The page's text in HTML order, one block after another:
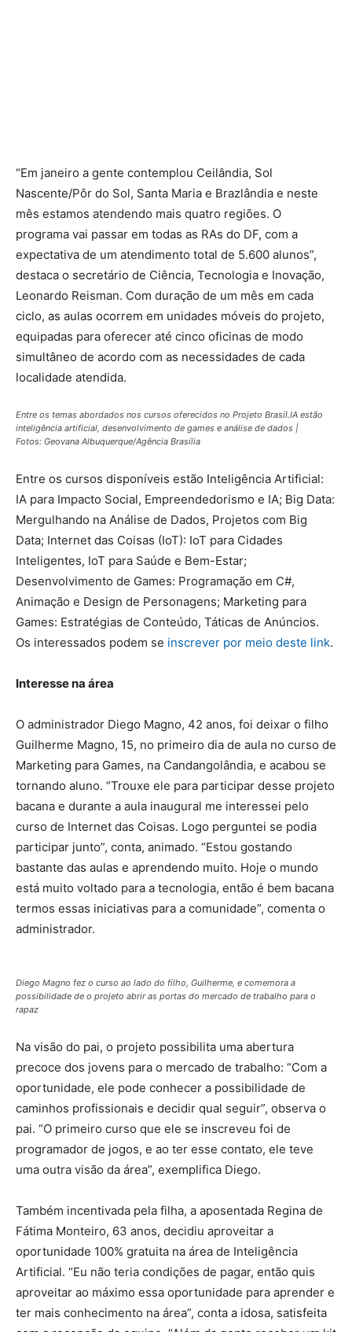
“Em janeiro a gente contemplou Ceilândia, Sol
Nascente/Pôr do Sol, Santa Maria e Brazlândia e neste
mês estamos atendendo mais quatro regiões. O
programa vai passar em todas as RAs do DF, com a
expectativa de um atendimento total de 5.600 alunos”,
destaca o secretário de Ciência, Tecnologia e Inovação,
Leonardo Reisman. Com duração de um mês em cada
ciclo, as aulas ocorrem em unidades móveis do projeto,
equipadas para oferecer até cinco oficinas de modo
simultâneo de acordo com as necessidades de cada
localidade atendida.
Entre os temas abordados nos cursos oferecidos no Projeto Brasíl.IA estão
inteligência artificial, desenvolvimento de games e análise de dados |
Fotos: Geovana Albuquerque/Agência Brasília
Entre os cursos disponíveis estão Inteligência Artificial:
IA para Impacto Social, Empreendedorismo e IA; Big Data:
Mergulhando na Análise de Dados, Projetos com Big
Data; Internet das Coisas (IoT): IoT para Cidades
Inteligentes, IoT para Saúde e Bem-Estar;
Desenvolvimento de Games: Programação em C#,
Animação e Design de Personagens; Marketing para
Games: Estratégias de Conteúdo, Táticas de Anúncios.
Os interessados podem se inscrever por meio deste link.
Interesse na área
O administrador Diego Magno, 42 anos, foi deixar o filho
Guilherme Magno, 15, no primeiro dia de aula no curso de
Marketing para Games, na Candangolândia, e acabou se
tornando aluno. “Trouxe ele para participar desse projeto
bacana e durante a aula inaugural me interessei pelo
curso de Internet das Coisas. Logo perguntei se podia
participar junto”, conta, animado. “Estou gostando
bastante das aulas e aprendendo muito. Hoje o mundo
está muito voltado para a tecnologia, então é bem bacana
termos essas iniciativas para a comunidade”, comenta o
administrador.
Diego Magno fez o curso ao lado do filho, Guilherme, e comemora a
possibilidade de o projeto abrir as portas do mercado de trabalho para o
rapaz
Na visão do pai, o projeto possibilita uma abertura
precoce dos jovens para o mercado de trabalho: “Com a
oportunidade, ele pode conhecer a possibilidade de
caminhos profissionais e decidir qual seguir”, observa o
pai. “O primeiro curso que ele se inscreveu foi de
programador de jogos, e ao ter esse contato, ele teve
uma outra visão da área”, exemplifica Diego.
Também incentivada pela filha, a aposentada Regina de
Fátima Monteiro, 63 anos, decidiu aproveitar a
oportunidade 100% gratuita na área de Inteligência
Artificial. “Eu não teria condições de pagar, então quis
aproveitar ao máximo essa oportunidade para aprender e
ter mais conhecimento na área”, conta a idosa, satisfeita